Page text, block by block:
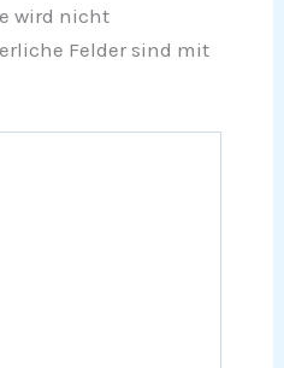
wird nicht
Felder sind mit